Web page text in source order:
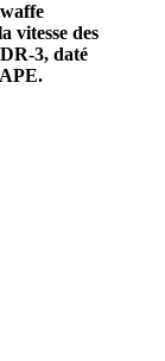
vitesse des
3, daté